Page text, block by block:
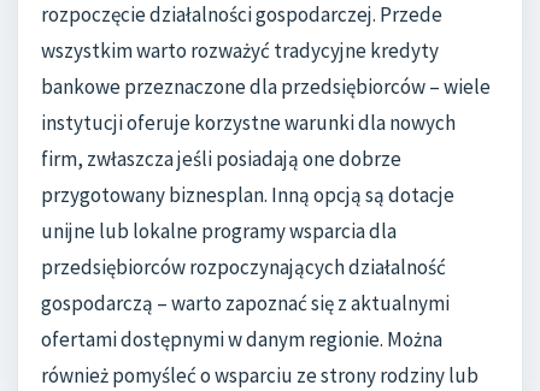
rozpoczęcie działalności gospodarczej. Przede
wszystkim warto rozważyć tradycyjne kredyty
bankowe przeznaczone dla przedsiębiorców – wiele
instytucji oferuje korzystne warunki dla nowych
firm, zwłaszcza jeśli posiadają one dobrze
przygotowany biznesplan. Inną opcją są dotacje
unijne lub lokalne programy wsparcia dla
przedsiębiorców rozpoczynających działalność
gospodarczą – warto zapoznać się z aktualnymi
ofertami dostępnymi w danym regionie. Można
również pomyśleć o wsparciu ze strony rodziny lub